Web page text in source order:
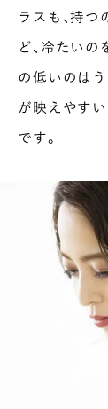
ラスも、持
ど、冷たい
の低いのは
が映えやす
です。